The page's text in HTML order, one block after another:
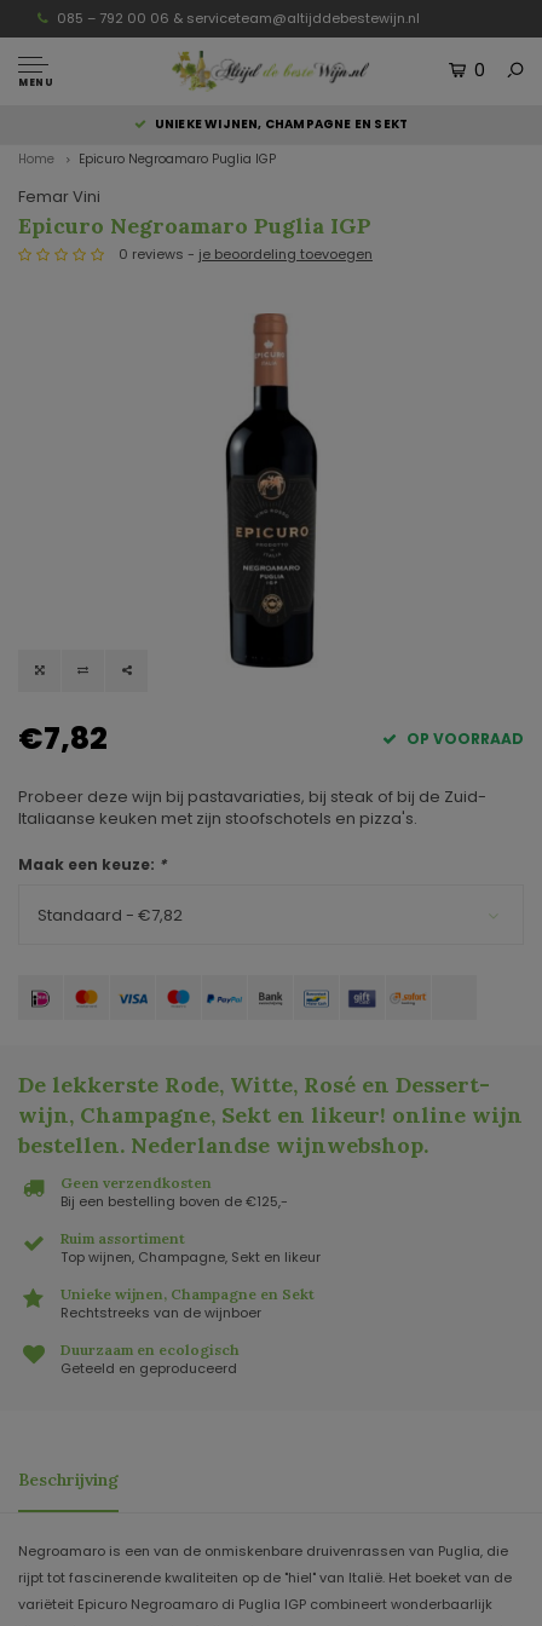
085 – 792 00 06 & serviceteam@altijddebestewijn.nl
MENU
0
UNIEKE WIJNEN, CHAMPAGNE EN SEKT
Home Epicuro Negroamaro Puglia IGP
Femar Vini
Epicuro Negroamaro Puglia IGP
0 reviews - je beoordeling toevoegen
€7,82 OP VOORRAAD
Probeer deze wijn bij pastavariaties, bij steak of bij de Zuid-
Italiaanse keuken met zijn stoofschotels en pizza's.
Maak een keuze: *
Standaard - €7,82
De lekkerste Rode, Witte, Rosé en Dessert-
wijn, Champagne, Sekt en likeur! online wijn
bestellen. Nederlandse wijnwebshop.
Geen verzendkosten
Bij een bestelling boven de €125,-
Ruim assortiment
Top wijnen, Champagne, Sekt en likeur
Unieke wijnen, Champagne en Sekt
Rechtstreeks van de wijnboer
Duurzaam en ecologisch
Geteeld en geproduceerd
Beschrijving
Negroamaro is een van de onmiskenbare druivenrassen van Puglia, die
rijpt tot fascinerende kwaliteiten op de "hiel" van Italië. Het boeket van de
variëteit Epicuro Negroamaro di Puglia IGP combineert wonderbaarlijk